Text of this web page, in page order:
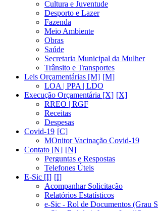
Cultura e Juventude
Desporto e Lazer
Fazenda
Meio Ambiente
Obras
Saúde
Secretaria Municipal da Mulher
Trânsito e Transportes
Leis Orçamentárias [M]
LOA | PPA | LDO
Execução Orçamentária [X]
RREO | RGF
Receitas
Despesas
Covid-19
MOnitor Vacinação Covid-19
Contato [N]
Perguntas e Respostas
Telefones Úteis
E-Sic [I]
Acompanhar Solicitação
Relatórios Estatísticos
e-Sic - Rol de Documentos (Grau